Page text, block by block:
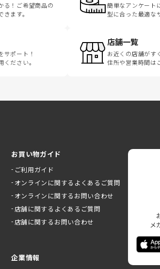
る！ご希望商品の
ます。
簡単なアンケート
型に合った最適な
サポート！
ださい。
店舗一覧
お近くの店舗がす
住所や営業時間は
お買い物ガイド
ご利用ガイド
オンラインに関するよくあるご質問
オンラインに関するお問い合わせ
店舗に関するよくあるご質問
店舗に関するお問い合わせ
企業情報
メ